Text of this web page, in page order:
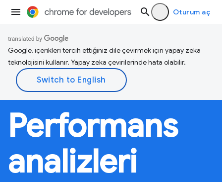
Oturum aç
Google, içerikleri tercih ettiğiniz dile çevirmek için yapay zeka
teknolojisini kullanır. Yapay zeka çevirilerinde hata olabilir.
Performans
analizleri